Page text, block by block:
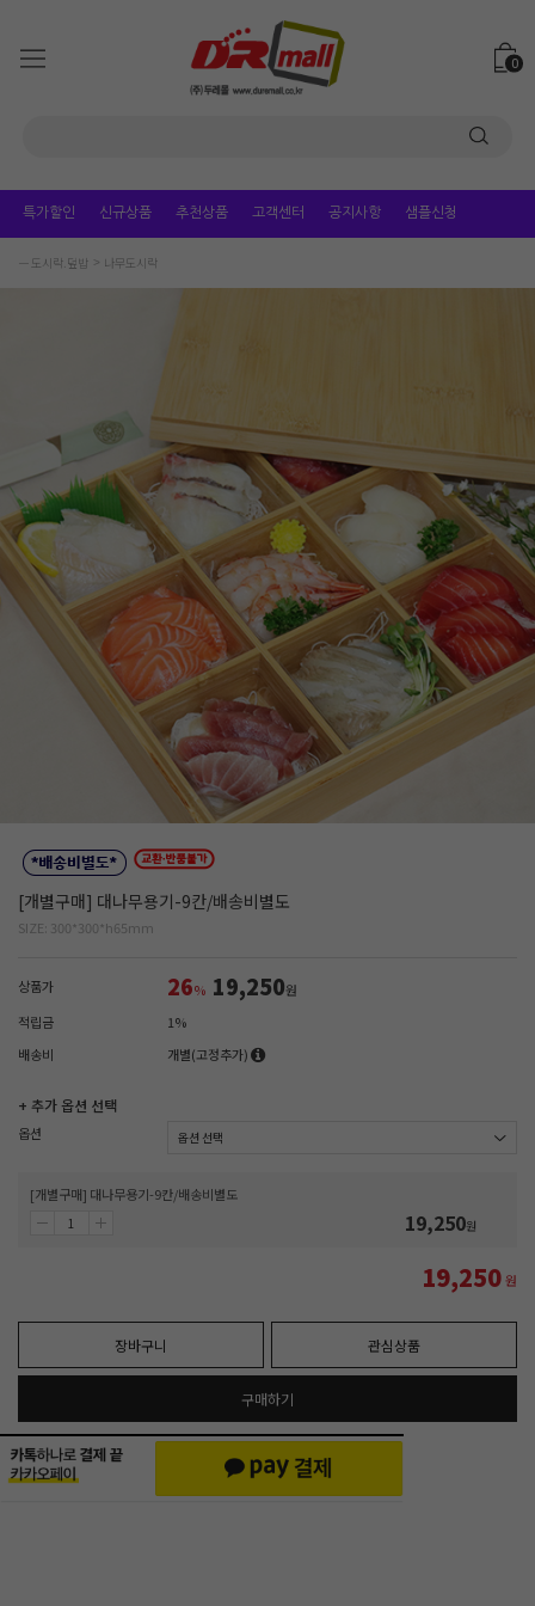
0
특가할인 신규상품 추천상품 고객센터 공지사항 샘플신청
ㅡ 도시락.덮밥 나무도시락
[개별구매] 대나무용기-9칸/배송비별도
SIZE: 300*300*h65mm
상품가 26% 19,250원
적립금
1%
배송비
개별(고정추가)
+ 추가 옵션 선택
옵션
[개별구매] 대나무용기-9칸/배송비별도
19,250원
19,250원
장바구니 관심상품
구매하기